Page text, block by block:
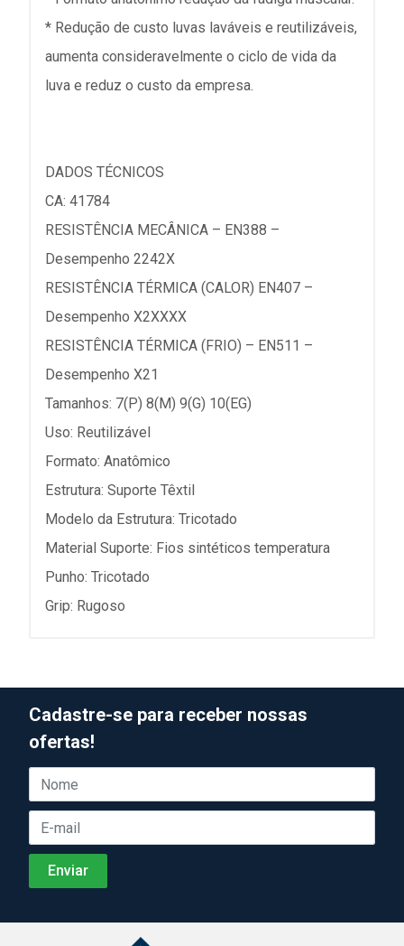
* Redução de custo luvas laváveis e reutilizáveis,
aumenta consideravelmente o ciclo de vida da
luva e reduz o custo da empresa.
DADOS TÉCNICOS
CA: 41784
RESISTÊNCIA MECÂNICA – EN388 –
Desempenho 2242X
RESISTÊNCIA TÉRMICA (CALOR) EN407 –
Desempenho X2XXXX
RESISTÊNCIA TÉRMICA (FRIO) – EN511 –
Desempenho X21
Tamanhos: 7(P) 8(M) 9(G) 10(EG)
Uso: Reutilizável
Formato: Anatômico
Estrutura: Suporte Têxtil
Modelo da Estrutura: Tricotado
Material Suporte: Fios sintéticos temperatura
Punho: Tricotado
Grip: Rugoso
Cadastre-se para receber nossas
ofertas!